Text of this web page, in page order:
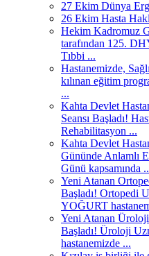
27 Ekim Dünya
26 Ekim Hasta
Hekim Kadromuz
tarafından 125.
Tıbbi ...
Hastanemizde,
kılınan eğitim
...
Kahta Devlet
Seansı Başladı!
Rehabilitasyon ...
Kahta Devlet
Gününde Anlamlı
Günü kapsamında
Yeni Atanan
Başladı! Ortopedi
YOĞURT
Yeni Atanan
Başladı! Üroloji
hastanemizde ...